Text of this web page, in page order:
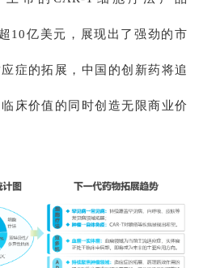
10亿美元，展现出了强劲的市
症的拓展，中国的创新药将追
床价值的同时创造无限商业价